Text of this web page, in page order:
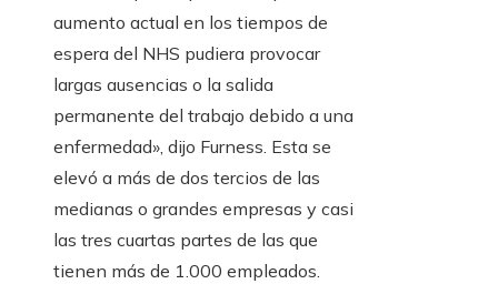
aumento actual en los tiempos de
espera del NHS pudiera provocar
largas ausencias o la salida
permanente del trabajo debido a una
enfermedad», dijo Furness. Esta se
elevó a más de dos tercios de las
medianas o grandes empresas y casi
las tres cuartas partes de las que
tienen más de 1.000 empleados.